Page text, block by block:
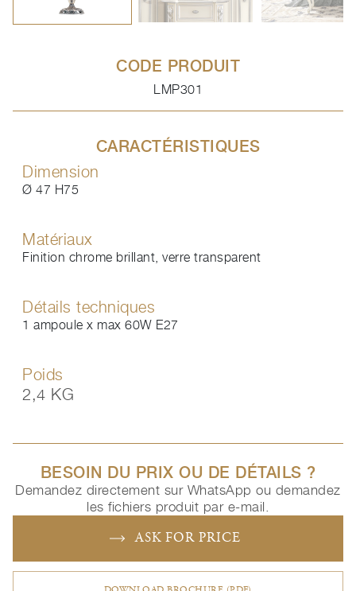
CODE PRODUIT
LMP301
CARACTÉRISTIQUES
Dimension
Ø 47 H75
Matériaux
Finition chrome brillant, verre transparent
Détails techniques
1 ampoule x max 60W E27
Poids
2,4 KG
BESOIN DU PRIX OU DE DÉTAILS ?
Demandez directement sur WhatsApp ou demandez
les fichiers produit par e-mail.
ASK FOR PRICE